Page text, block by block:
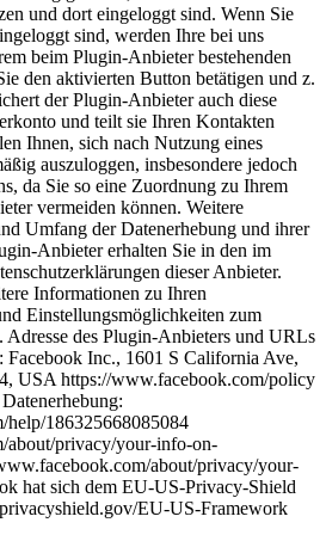
und dort eingeloggt sind. Wenn Sie
sind, werden Ihre bei uns
beim Plugin-Anbieter bestehenden
den aktivierten Button betätigen und z.
der Plugin-Anbieter auch diese
und teilt sie Ihren Kontakten
Ihnen, sich nach Nutzung eines
auszuloggen, insbesondere jedoch
da Sie so eine Zuordnung zu Ihrem
vermeiden können. Weitere
Umfang der Datenerhebung und ihrer
Anbieter erhalten Sie in den im
dieser Anbieter.
Informationen zu Ihren
Einstellungsmöglichkeiten zum
Adresse des Plugin-Anbieters und URLs
Facebook Inc., 1601 S California Ave,
USA https://www.facebook.com/policy
186325668085084
about/privacy/your-info-on-
about/privacy/your-
hat sich dem EU-US-Privacy-Shield
EU-US-Framework